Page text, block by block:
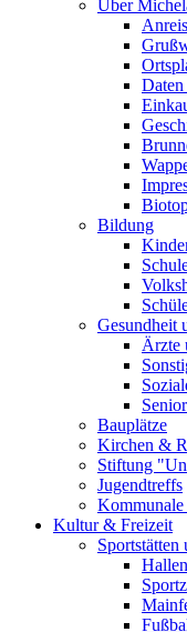
Über
Daten
Bildung
Gesundheit
Ärzte
Bauplätze
Kirchen &
Stiftung
Jugendtreffs
Kultur & Freizeit
Sportstätten